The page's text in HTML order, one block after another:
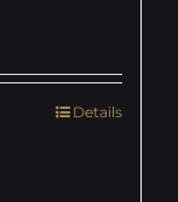
Details